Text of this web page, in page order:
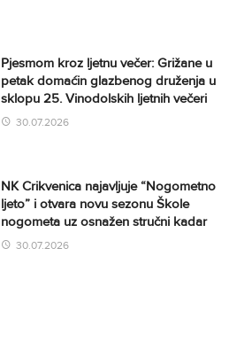
Pjesmom kroz ljetnu večer: Grižane u
petak domaćin glazbenog druženja u
sklopu 25. Vinodolskih ljetnih večeri
30.07.2026
NK Crikvenica najavljuje “Nogometno
ljeto” i otvara novu sezonu Škole
nogometa uz osnažen stručni kadar
30.07.2026